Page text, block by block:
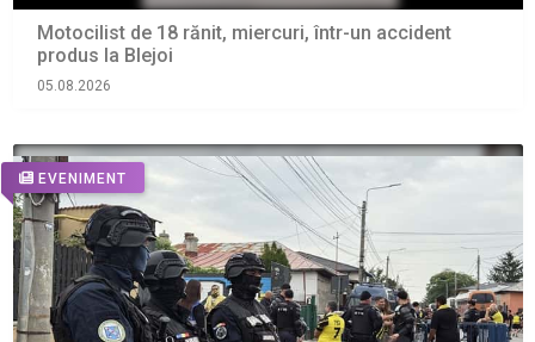
Motocilist de 18 rănit, miercuri, într-un accident
produs la Blejoi
05.08.2026
EVENIMENT